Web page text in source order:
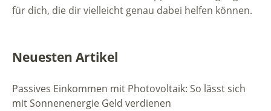
für dich, die dir vielleicht genau dabei helfen können.
Neuesten Artikel
Passives Einkommen mit Photovoltaik: So lässt sich
mit Sonnenenergie Geld verdienen